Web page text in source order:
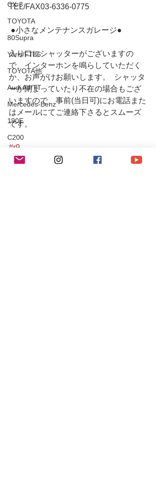
CX-8
TOYOTA
80Supra
Yaris/FT86
TOYOTA他
Audi A4/TT
Mercedes-Benz
190E
C200
S204 C63 AMG
TEL/FAX03-6336-0775
●小さなメンテナンスガレージ●
入り口にシャッターがございますの
で、インターホンを鳴らしていただく
か、お声がけお願いします。  シャッタ
ーが閉まっていたり不在の場合もござ
いますので、事前(当日可)にお電話また
はメールにてご連絡下さるとスムーズ
です。
#r9
#r9racing